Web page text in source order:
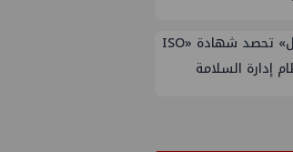
النيل للبترول» تحصد شهادة «ISO
لنظام إدارة السلامة